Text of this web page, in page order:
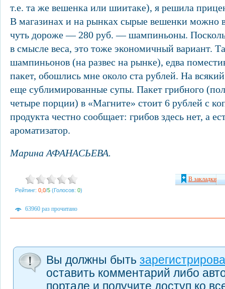
т.е. та же вешенка или шиитаке), я решила
В магазинах и на рынках сырые вешенки можно
чуть дороже — 280 руб. — шампиньоны.
в смысле веса, это тоже экономичный вариант.
шампиньонов (на развес на рынке), едва
пакет, обошлись мне около ста рублей. На
еще сублимированные супы. Пакет грибного
четыре порции) в «Магните» стоит 6 рублей с
продукта честно сообщает: грибов здесь нет, а
ароматизатор.
Марина АФАНАСЬЕВА.
Рейтинг: 0,0/5 (Голосов: 0)
В закладки
63960 раз прочитано
Вы должны быть
оставить комментарий либо
портале и получите доступ ко